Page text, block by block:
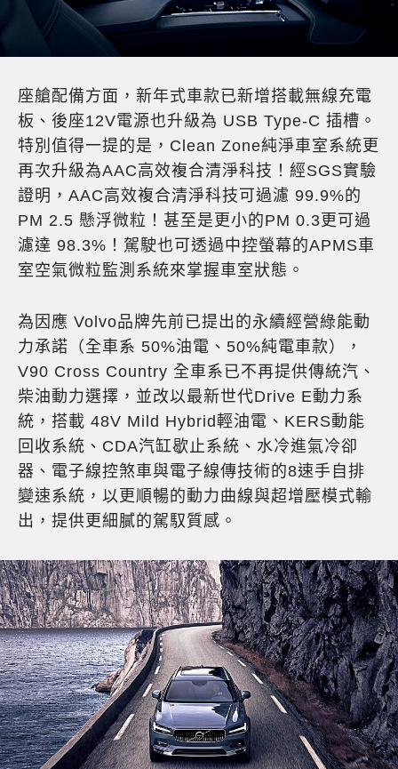
座艙配備方面，新年式車款已新增搭載無線充電
板、後座12V電源也升級為 USB Type-C 插槽。
特別值得一提的是，Clean Zone純淨車室系統更
再次升級為AAC高效複合清淨科技！經SGS實驗
證明，AAC高效複合清淨科技可過濾 99.9%的
PM 2.5 懸浮微粒！甚至是更小的PM 0.3更可過
濾達 98.3%！駕駛也可透過中控螢幕的APMS車
室空氣微粒監測系統來掌握車室狀態。
為因應 Volvo品牌先前已提出的永續經營綠能動
力承諾（全車系 50%油電、50%純電車款），
V90 Cross Country 全車系已不再提供傳統汽、
柴油動力選擇，並改以最新世代Drive E動力系
統，搭載 48V Mild Hybrid輕油電、KERS動能
回收系統、CDA汽缸歇止系統、水冷進氣冷卻
器、電子線控煞車與電子線傳技術的8速手自排
變速系統，以更順暢的動力曲線與超增壓模式輸
出，提供更細膩的駕馭質感。